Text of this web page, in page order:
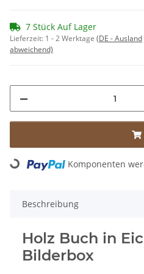
7 Stück Auf Lager
Lieferzeit: 1 - 2 Werktage (DE - Ausland
abweichend)
Loading... Komponenten
Beschreibung
Holz Buch in
Bilderbox